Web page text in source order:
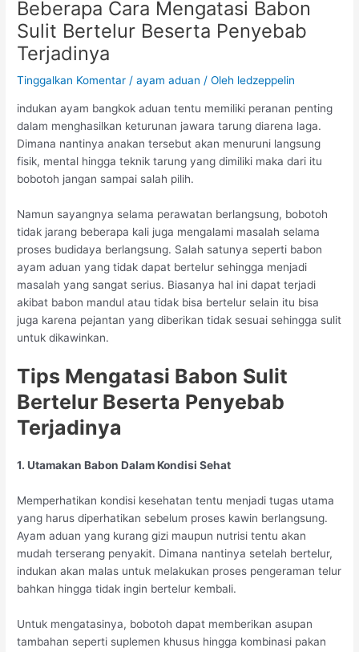
Beberapa Cara Mengatasi Babon
Sulit Bertelur Beserta Penyebab
Terjadinya
Tinggalkan Komentar /ayam aduan / Oleh ledzeppelin
indukan ayam bangkok aduan tentu memiliki peranan penting
dalam menghasilkan keturunan jawara tarung diarena laga.
Dimana nantinya anakan tersebut akan menuruni langsung
fisik, mental hingga teknik tarung yang dimiliki maka dari itu
bobotoh jangan sampai salah pilih.
Namun sayangnya selama perawatan berlangsung, bobotoh
tidak jarang beberapa kali juga mengalami masalah selama
proses budidaya berlangsung. Salah satunya seperti babon
ayam aduan yang tidak dapat bertelur sehingga menjadi
masalah yang sangat serius. Biasanya hal ini dapat terjadi
akibat babon mandul atau tidak bisa bertelur selain itu bisa
juga karena pejantan yang diberikan tidak sesuai sehingga sulit
untuk dikawinkan.
Tips Mengatasi Babon Sulit
Bertelur Beserta Penyebab
Terjadinya
1. Utamakan Babon Dalam Kondisi Sehat
Memperhatikan kondisi kesehatan tentu menjadi tugas utama
yang harus diperhatikan sebelum proses kawin berlangsung.
Ayam aduan yang kurang gizi maupun nutrisi tentu akan
mudah terserang penyakit. Dimana nantinya setelah bertelur,
indukan akan malas untuk melakukan proses pengeraman telur
bahkan hingga tidak ingin bertelur kembali.
Untuk mengatasinya, bobotoh dapat memberikan asupan
tambahan seperti suplemen khusus hingga kombinasi pakan